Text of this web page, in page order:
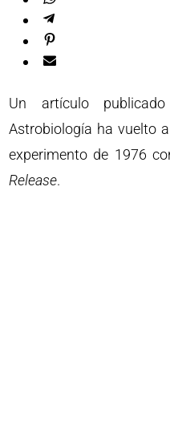
Un artículo
Astrobiología ha vuelto
experimento de 1976
Release.